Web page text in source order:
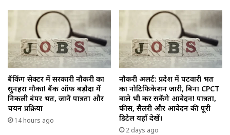
बैंकिंग सेक्टर में सरकारी नौकरी का
सुनहरा मौका! बैंक ऑफ बड़ौदा में
निकली बंपर भर्ती, जानें पात्रता और
चयन प्रक्रिया
14 hours ago
नौकरी अलर्ट: प्रदेश में पटवारी भर्ती
का नोटिफिकेशन जारी, बिना CPCT
वाले भी कर सकेंगे आवेदन! पात्रता,
फीस, सैलरी और आवेदन की पूरी
डिटेल यहाँ देखें।
2 days ago